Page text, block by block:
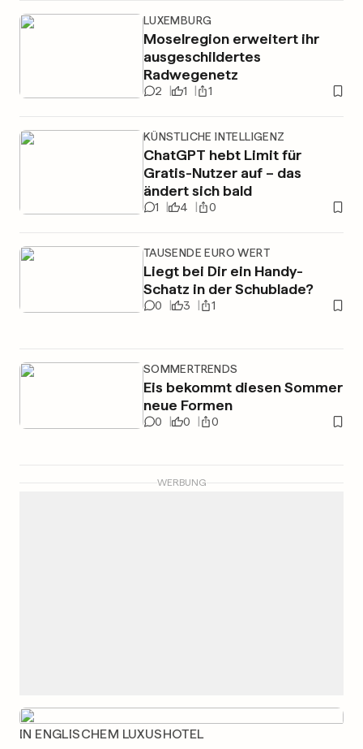
LUXEMBURG
Moselregion erweitert ihr
ausgeschildertes
Radwegenetz
2 1 1
KÜNSTLICHE INTELLIGENZ
ChatGPT hebt Limit für
Gratis-Nutzer auf – das
ändert sich bald
1 4 0
TAUSENDE EURO WERT
Liegt bei Dir ein Handy-
Schatz in der Schublade?
0 3 1
SOMMERTRENDS
Eis bekommt diesen Sommer
neue Formen
0 0 0
WERBUNG
IN ENGLISCHEM LUXUSHOTEL